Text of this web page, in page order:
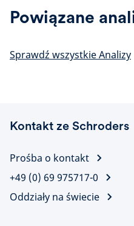
Powiązane
Sprawdź wszystkie Analizy
Kontakt ze Schroders
Prośba o kontakt
+49 (0) 69 975717-0
Oddziały na świecie